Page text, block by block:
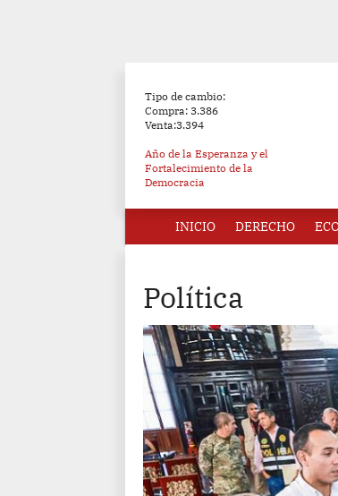
Tipo de cambio:
Compra: 3.386
Venta:3.394
Año de la Esperanza y el
Fortalecimiento de la
Democracia
INICIO DERECHO
Política